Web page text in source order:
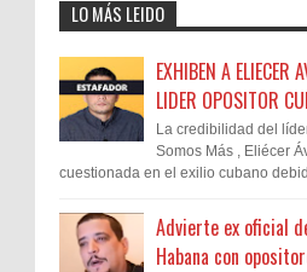
LO MÁS LEIDO
EXHIBEN A ELIECER
LIDER OPOSITOR
La credibilidad del
Somos Más , Eliécer
cuestionada en el exilio cubano
Advierte ex oficial
Habana con